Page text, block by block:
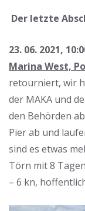
Der letzte
23. 06. 2021,
Marina West,
retourniert, wir
der MAKA und
den Behörden
Pier ab und
sind es etwas
Törn mit 8
– 6 kn,